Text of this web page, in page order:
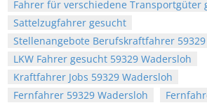
Fahrer für verschiedene Transportgüter
Sattelzugfahrer gesucht
Stellenangebote Berufskraftfahrer
LKW Fahrer gesucht 59329 Wadersloh
Kraftfahrer Jobs 59329 Wadersloh
Fernfahrer 59329 Wadersloh